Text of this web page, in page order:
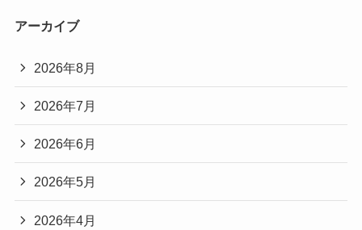
アーカイブ
2026年8月
2026年7月
2026年6月
2026年5月
2026年4月